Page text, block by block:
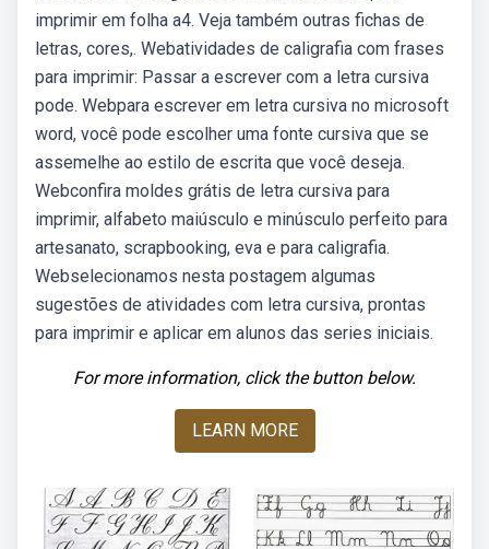
imprimir em folha a4. Veja também outras fichas de
letras, cores,. Webatividades de caligrafia com frases
para imprimir: Passar a escrever com a letra cursiva
pode. Webpara escrever em letra cursiva no microsoft
word, você pode escolher uma fonte cursiva que se
assemelhe ao estilo de escrita que você deseja.
Webconfira moldes grátis de letra cursiva para
imprimir, alfabeto maiúsculo e minúsculo perfeito para
artesanato, scrapbooking, eva e para caligrafia.
Webselecionamos nesta postagem algumas
sugestões de atividades com letra cursiva, prontas
para imprimir e aplicar em alunos das series iniciais.
For more information, click the button below.
LEARN MORE